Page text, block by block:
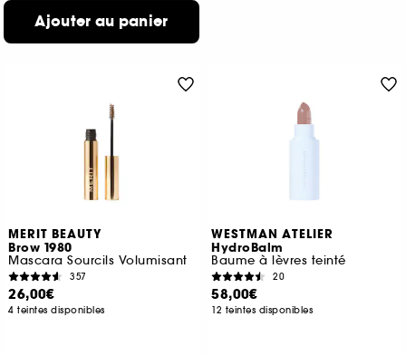
Ajouter au panier
MERIT BEAUTY
Brow 1980
Mascara Sourcils Volumisant
357
26,00€
4 teintes disponibles
WESTMAN ATELIER
HydroBalm
Baume à lèvres teinté
20
58,00€
12 teintes disponibles